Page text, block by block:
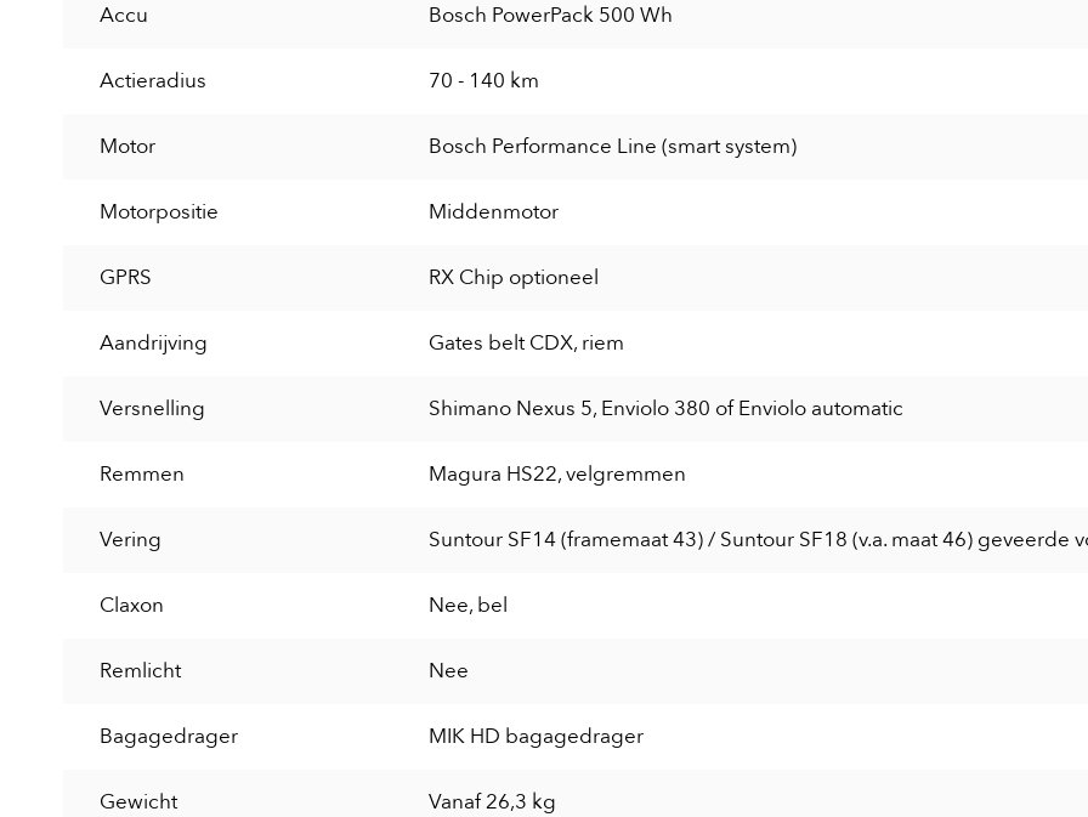
Accu Bosch PowerPack 500 Wh
Actieradius 70 - 140 km
Motor Bosch Performance Line (smart system)
Motorpositie Middenmotor
GPRS RX Chip optioneel
Aandrijving Gates belt CDX, riem
Versnelling Shimano Nexus 5, Enviolo 380 of Enviolo automatic
Remmen Magura HS22, velgremmen
Vering Suntour SF14 (framemaat 43) / Suntour SF18 (v.a. maat 46) geveerde
Claxon Nee, bel
Remlicht Nee
Bagagedrager MIK HD bagagedrager
Gewicht Vanaf 26,3 kg